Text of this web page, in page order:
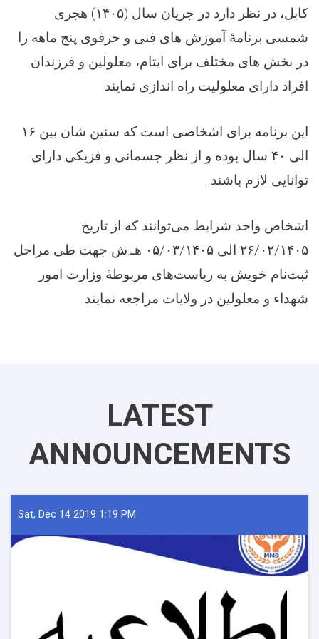
کابل، در نظر دارد در جریان سال (۱۴۰۵)
هجری
شمسی برنامۀ آموزش های فنی و حرفوی پنج ماهه را
در بخش های مختلف برای ایتام، معلولین و فرزندان
افراد دارای معلولیت راه اندازی نمایند.
این برنامه برای اشخاصی است که سنین شان بین ۱۶
الی ۴۰ سال بوده و از نظر جسمانی و فزیکی دارای
توانایی لازم باشند.
اشخاص واجد شرایط می‌توانند که از تاریخ
۲۶/۰۲/۱۴۰۵ الی ۰۵/۰۳/۱۴۰۵ هـ.ش جهت طی مراحل
ثبت‌نام خویش به ریاست‌های مربوطۀ وزارت امور
شهداء و معلولین در ولایات مراجعه نمایند.
LATEST
ANNOUNCEMENTS
Sat, Dec 14 2019 1:19 PM